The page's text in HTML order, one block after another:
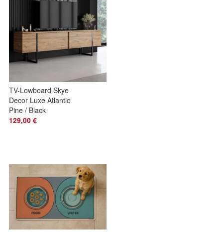
TV-Lowboard Skye
Decor Luxe Atlantic
Pine / Black
180x50x30 cm
129,00 €